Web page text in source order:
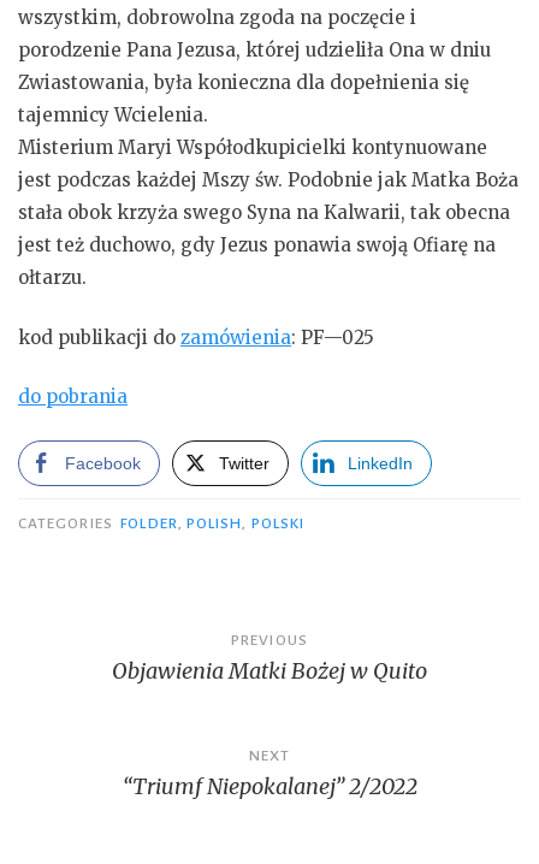
wszystkim, dobrowolna zgoda na poczęcie i
porodzenie Pana Jezusa, której udzieliła Ona w dniu
Zwiastowania, była konieczna dla dopełnienia się
tajemnicy Wcielenia.
Misterium Maryi Współodkupicielki kontynuowane
jest podczas każdej Mszy św. Podobnie jak Matka Boża
stała obok krzyża swego Syna na Kalwarii, tak obecna
jest też duchowo, gdy Jezus ponawia swoją Ofiarę na
ołtarzu.
kod publikacji do zamówienia: PF—025
do pobrania
Facebook Twitter LinkedIn
CATEGORIES FOLDER POLISH POLSKI
navigation
PREVIOUS
Objawienia Matki Bożej w Quito
NEXT
“Triumf Niepokalanej” 2/2022